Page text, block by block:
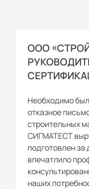
ООО
Необходимо
отказное
строительных
СИГМАТЕСТ
подготовлен
впечатлило
наших